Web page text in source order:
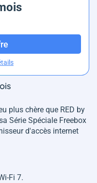
plus chère que RED by
Série Spéciale Freebox
d'accès internet
Fi 7.